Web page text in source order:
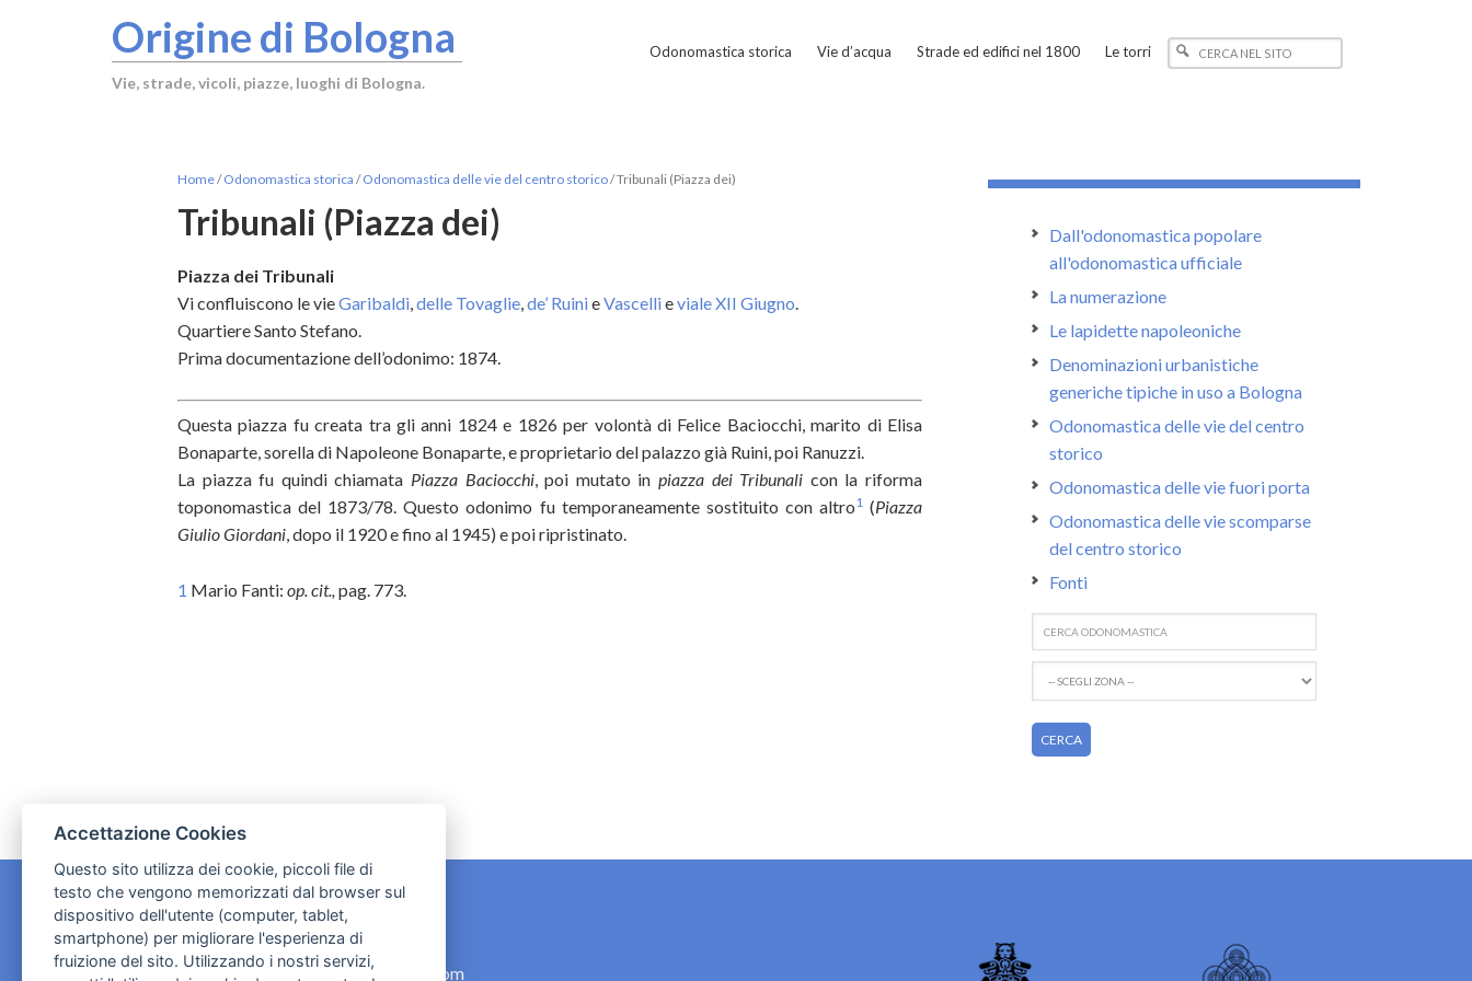
Origine di Bologna
Vie, strade, vicoli, piazze, luoghi di Bologna.
Odonomastica storica Vie d’acqua Strade ed edifici nel 1800 Le torri
Home/ Odonomastica storica / Odonomastica delle vie del centro storico/Tribunali (Piazza dei)
Tribunali (Piazza dei)
Piazza dei Tribunali
Vi confluiscono le vieGaribaldi,delle Tovaglie,de’ RuinieVascellieviale XII Giugno.
Quartiere Santo Stefano.
Prima documentazione dell’odonimo: 1874.
Questa piazza fu creata tra gli anni 1824 e 1826 per volontà di Felice Baciocchi, marito di Elisa
Bonaparte, sorella di Napoleone Bonaparte, e proprietario del palazzo già Ruini, poi Ranuzzi.
La piazza fu quindi chiamata Piazza Baciocchi, poi mutato inpiazza dei Tribunali con la riforma
toponomastica del 1873/78. Questo odonimo fu temporaneamente sostituito con altro1(Piazza
Giulio Giordani, dopo il 1920 e fino al 1945) e poi ripristinato.
1 Mario Fanti: op. cit., pag. 773.
Dall'odonomastica popolare
all'odonomastica ufficiale
La numerazione
Le lapidette napoleoniche
Denominazioni urbanistiche
generiche tipiche in uso a Bologna
Odonomastica delle vie del centro
storico
Odonomastica delle vie fuori porta
Odonomastica delle vie scomparse
del centro storico
Fonti
CONTATTI
contact.originebologna@gmail.com
Accettazione Cookies
Questo sito utilizza dei cookie, piccoli file di
testo che vengono memorizzati dal browser sul
dispositivo dell'utente (computer, tablet,
smartphone) per migliorare l'esperienza di
fruizione del sito. Utilizzando i nostri servizi,